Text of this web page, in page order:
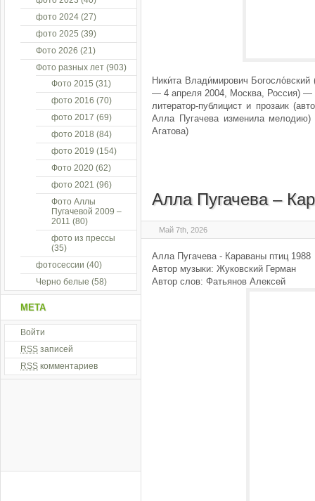
Ники́та Влади́мирович
— 4 апреля 2004, Москва, Россия) —
литератор-публицист и прозаик
Алла Пугачева изменила
Агатова)
Алла Пугачева –
Май 7th, 2026
Алла Пугачева - Караваны птиц 1988
Автор музыки: Жуковский Герман
Автор слов: Фатьянов Алексей
фото 2024 (27)
фото 2025 (39)
Фото 2026 (21)
Фото разных лет (903)
Фото 2015 (31)
фото 2016 (70)
фото 2017 (69)
фото 2018 (84)
фото 2019 (154)
Фото 2020 (62)
фото 2021 (96)
Фото Аллы
Пугачевой 2009 –
2011 (80)
фото из прессы
(35)
фотосессии (40)
Черно белые (58)
МЕТА
Войти
RSS записей
RSS комментариев